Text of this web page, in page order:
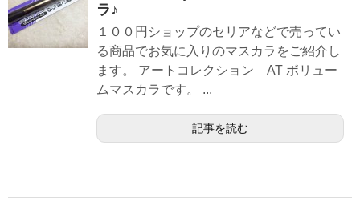
ラ♪
１００円ショップのセリアなどで売ってい
る商品でお気に入りのマスカラをご紹介し
ます。 アートコレクション AT ボリュー
ムマスカラです。 ...
記事を読む